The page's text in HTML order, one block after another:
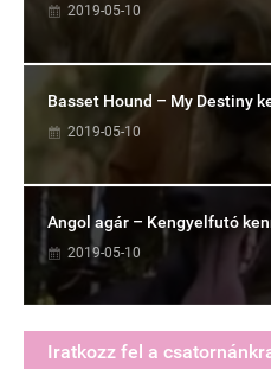
2019-05-10
Basset Hound – My Destiny
2019-05-10
Angol agár – Kengyelfutó
2019-05-10
Iratkozz fel a